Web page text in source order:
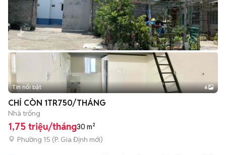
+2
Tin nổi bật 6
CHỈ CÒN 1TR750/THÁNG
Nhà trống
1,75 triệu/tháng30 m²
Phường 15 (P. Gia Định mới)